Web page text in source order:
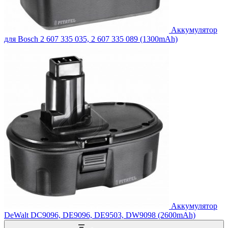
Аккумулятор
для Bosch 2 607 335 035, 2 607 335 089 (1300mAh)
Аккумулятор
DeWalt DC9096, DE9096, DE9503, DW9098 (2600mAh)